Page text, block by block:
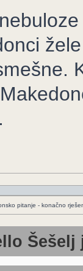
pitanje - konačno
Šešelj